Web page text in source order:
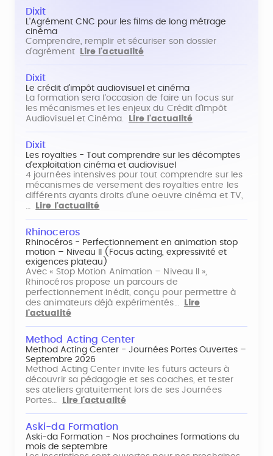
Dixit
L'Agrément CNC pour les films de long métrage
cinéma
Comprendre, remplir et sécuriser son dossier
d'agrément
Lire l'actualité
Dixit
Le crédit d'impôt audiovisuel et cinéma
La formation sera l'occasion de faire un focus sur
les mécanismes et les enjeux du Crédit d'Impôt
Audiovisuel et Cinéma.
Lire l'actualité
Dixit
Les royalties - Tout comprendre sur les décomptes
d'exploitation cinéma et audiovisuel
4 journées intensives pour tout comprendre sur les
mécanismes de versement des royalties entre les
différents ayants droits d'une oeuvre cinéma et TV,
…
Lire l'actualité
Rhinoceros
Rhinocéros - Perfectionnement en animation stop
motion – Niveau II (Focus acting, expressivité et
exigences plateau)
Avec « Stop Motion Animation – Niveau II »,
Rhinocéros propose un parcours de
perfectionnement inédit, conçu pour permettre à
des animateurs déjà expérimentés…
Lire
l'actualité
Method Acting Center
Method Acting Center - Journées Portes Ouvertes –
Septembre 2026
Method Acting Center invite les futurs acteurs à
découvrir sa pédagogie et ses coaches, et tester
ses ateliers gratuitement lors de ses Journées
Portes…
Lire l'actualité
Aski-da Formation
Aski-da Formation - Nos prochaines formations du
mois de septembre